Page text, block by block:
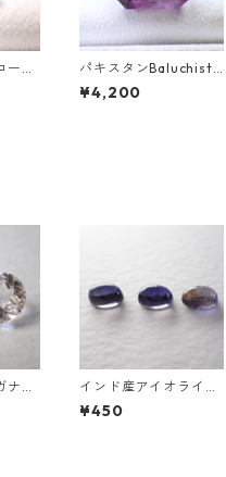
ーラ
パキスタンBaluchista
n鉱山産フローライト
スクエアカットルース
¥4,200
イ
インド産アイオライト
オーバルカボション0.
65ct前後 6mm*4mm
¥450